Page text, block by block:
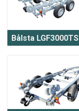
Bålsta LGF3000TS